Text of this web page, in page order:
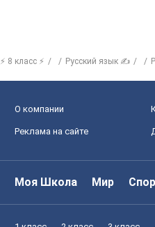
⚡ 8 класс ⚡ Русский язык ✍
О компании
Реклама на сайте
Моя Школа Мир